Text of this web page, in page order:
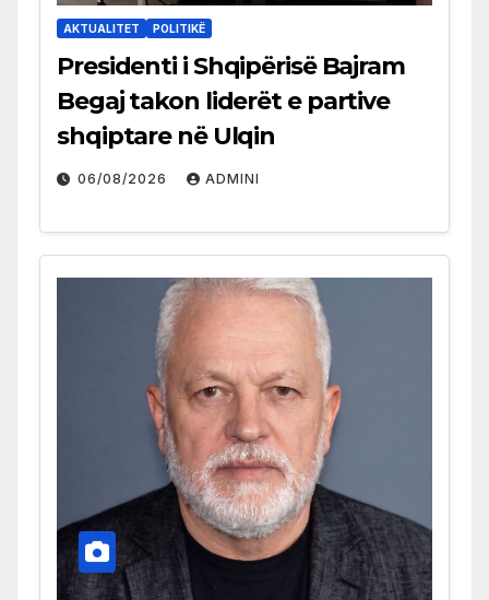
AKTUALITET POLITIKË
Presidenti i Shqipërisë Bajram
Begaj takon liderët e partive
shqiptare në Ulqin
06/08/2026 ADMINI